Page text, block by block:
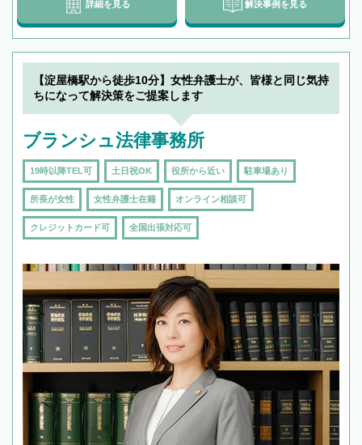
詳細を見る 解決事例を見る
【淀屋橋駅から徒歩10分】女性弁護士が、皆様と同じ気持
ちになって解決策をご提案します
ブランシュ法律事務所
19時以降TEL可 土日祝OK 役所から近い 駐車場あり
所長が女性 女性弁護士在籍 オンライン相談可
クレジットカード可 全国出張対応可